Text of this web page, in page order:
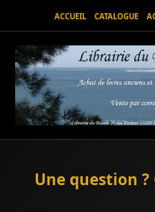
ACCUEIL CATALOGUE
Une question